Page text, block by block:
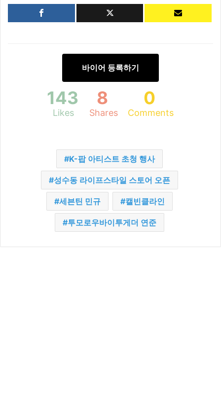
바이어 등록하기
143
Likes
8
Shares
0
Comments
K-팝 아티스트 초청 행사
성수동 라이프스타일 스토어 오픈
세븐틴 민규 캘빈클라인
투모로우바이투게더 연준